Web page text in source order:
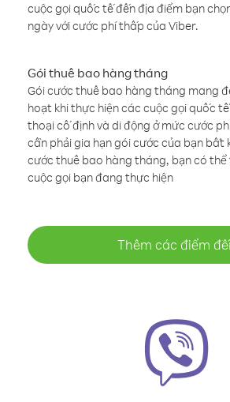
cuộc gọi quốc tế đến địa điểm bạn
ngày với cước phí thấp của Viber.
Gói thuê bao hàng tháng
Gói cước thuê bao hàng tháng mang
hoạt khi thực hiện các cuộc gọi quốc
thoại cố định và di động ở mức cước
cần phải gia hạn gói cước của bạn bất
cước thuê bao hàng tháng, bạn có
cuộc gọi bạn đang thực hiện
Thêm các điểm